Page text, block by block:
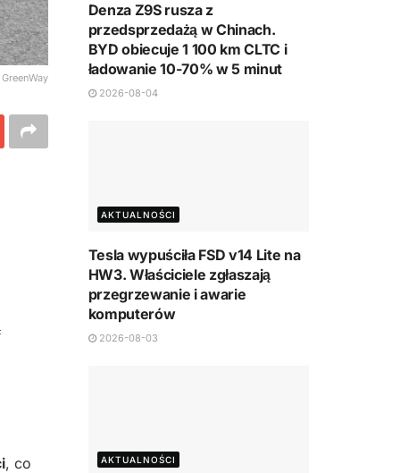
, co
Denza Z9S rusza z
przedsprzedażą w Chinach.
BYD obiecuje 1 100 km CLTC i
ładowanie 10-70% w 5 minut
2026-08-04
AKTUALNOŚCI
Tesla wypuściła FSD v14 Lite na
HW3. Właściciele zgłaszają
przegrzewanie i awarie
komputerów
2026-08-03
AKTUALNOŚCI